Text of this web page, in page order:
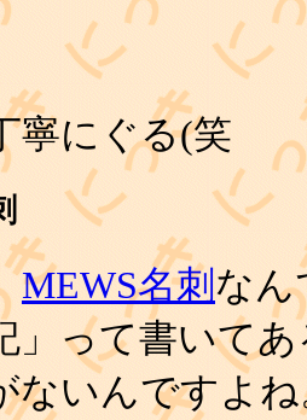
寧にぐる(笑
MEWS名刺 なん
」って書いて
ないんですよ